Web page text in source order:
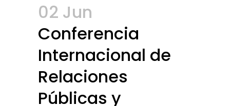
02 Jun
Conferencia
Internacional de
Relaciones
Públicas y